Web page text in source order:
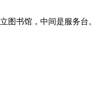
图书馆，中间是服务台。